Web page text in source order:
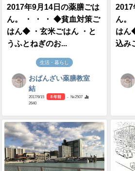
2017年9月14日の薬膳ごは
ん。 ・ ・ ・ ◆貧血対策ご
はん◆ ・玄米ごはん ・と
うふとねぎのお...
生活・暮らし
おばんざい薬膳教室
結
2017/9/15 8 年前
- №2507
2640
2017
ん。
はん
込み